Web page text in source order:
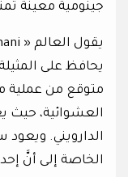
جينومية معينة
يحافظ على
متوقع من عملية
العشوائية، حيث
الدارويني.
الخاصة إلى أنَّ